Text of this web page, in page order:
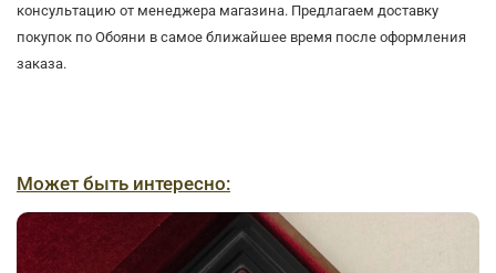
консультацию от менеджера магазина. Предлагаем доставку
покупок по Обояни в самое ближайшее время после оформления
заказа.
Может быть интересно: